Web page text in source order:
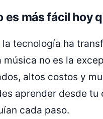
es más fácil hoy
tecnología ha
no es la
altos costos y
aprender desde tu
cada paso.